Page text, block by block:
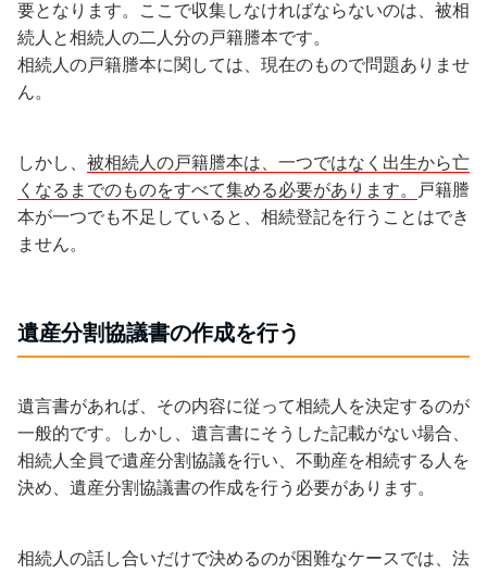
要となります。ここで収集しなければならないのは、被相
続人と相続人の二人分の戸籍謄本です。
相続人の戸籍謄本に関しては、現在のもので問題ありませ
ん。
しかし、 被相続人の戸籍謄本は、一つではなく出生から亡
くなるまでのものをすべて集める必要があります。
戸籍謄
本が一つでも不足していると、相続登記を行うことはでき
ません。
遺産分割協議書の作成を行う
遺言書があれば、その内容に従って相続人を決定するのが
一般的です。しかし、遺言書にそうした記載がない場合、
相続人全員で遺産分割協議を行い、不動産を相続する人を
決め、遺産分割協議書の作成を行う必要があります。
相続人の話し合いだけで決めるのが困難なケースでは、法